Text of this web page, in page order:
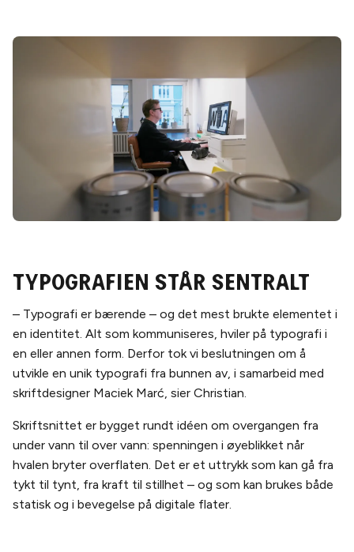
Typografien står sentralt
– Typografi er bærende – og det mest brukte elementet i
en identitet. Alt som kommuniseres, hviler på typografi i
en eller annen form. Derfor tok vi beslutningen om å
utvikle en unik typografi fra bunnen av, i samarbeid med
skriftdesigner Maciek Marć, sier Christian.
Skriftsnittet er bygget rundt idéen om overgangen fra
under vann til over vann: spenningen i øyeblikket når
hvalen bryter overflaten. Det er et uttrykk som kan gå fra
tykt til tynt, fra kraft til stillhet – og som kan brukes både
statisk og i bevegelse på digitale flater.